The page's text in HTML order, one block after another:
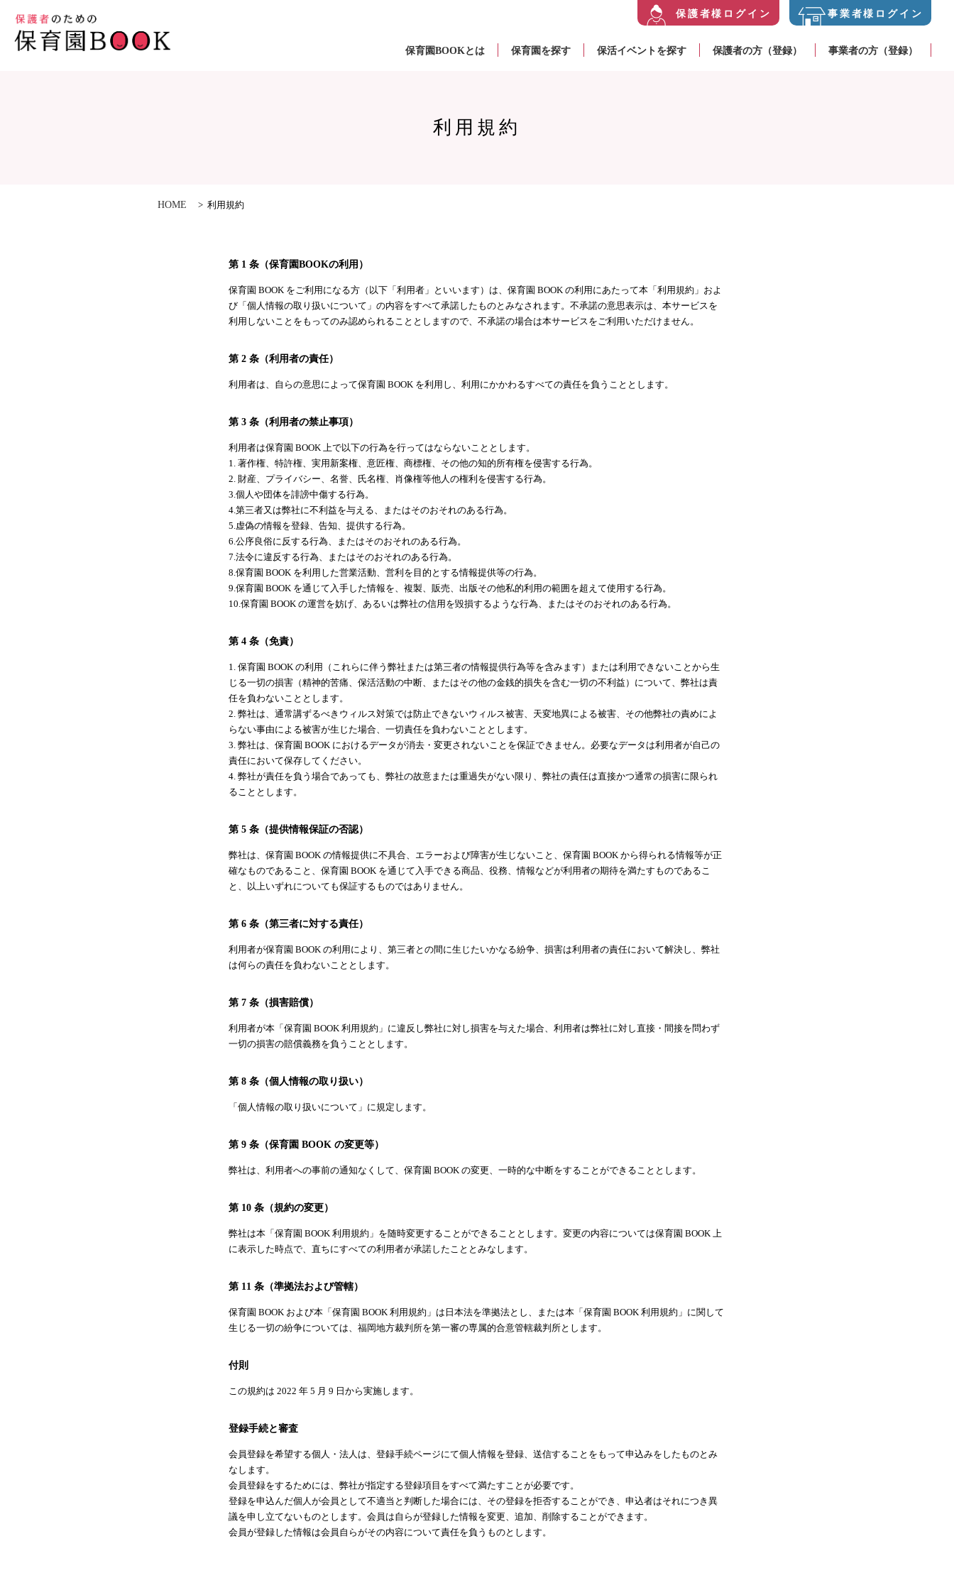
保護者様 ログイン 事業者様 ログイン
保育園BOOKとは 保育園を探す 保活イベントを探す 保護者の方（登録） 事業者の方（登録）
利用規約
HOME 利用規約
第 1 条（保育園BOOKの利用）
保育園 BOOK をご利用になる方（以下「利用者」といいます）は、保育園 BOOK の利用にあたって本「利用規約」およ
び「個人情報の取り扱いについて」の内容をすべて承諾したものとみなされます。不承諾の意思表示は、本サービスを
利用しないことをもってのみ認められることとしますので、不承諾の場合は本サービスをご利用いただけません。
第 2 条（利用者の責任）
利用者は、自らの意思によって保育園 BOOK を利用し、利用にかかわるすべての責任を負うこととします。
第 3 条（利用者の禁止事項）
利用者は保育園 BOOK 上で以下の行為を行ってはならないこととします。
1. 著作権、特許権、実用新案権、意匠権、商標権、その他の知的所有権を侵害する行為。
2. 財産、プライバシー、名誉、氏名権、肖像権等他人の権利を侵害する行為。
3.個人や団体を誹謗中傷する行為。
4.第三者又は弊社に不利益を与える、またはそのおそれのある行為。
5.虚偽の情報を登録、告知、提供する行為。
6.公序良俗に反する行為、またはそのおそれのある行為。
7.法令に違反する行為、またはそのおそれのある行為。
8.保育園 BOOK を利用した営業活動、営利を目的とする情報提供等の行為。
9.保育園 BOOK を通じて入手した情報を、複製、販売、出版その他私的利用の範囲を超えて使用する行為。
10.保育園 BOOK の運営を妨げ、あるいは弊社の信用を毀損するような行為、またはそのおそれのある行為。
第 4 条（免責）
1. 保育園 BOOK の利用（これらに伴う弊社または第三者の情報提供行為等を含みます）または利用できないことから生
じる一切の損害（精神的苦痛、保活活動の中断、またはその他の金銭的損失を含む一切の不利益）について、弊社は責
任を負わないこととします。
2. 弊社は、通常講ずるべきウィルス対策では防止できないウィルス被害、天変地異による被害、その他弊社の責めによ
らない事由による被害が生じた場合、一切責任を負わないこととします。
3. 弊社は、保育園 BOOK におけるデータが消去・変更されないことを保証できません。必要なデータは利用者が自己の
責任において保存してください。
4. 弊社が責任を負う場合であっても、弊社の故意または重過失がない限り、弊社の責任は直接かつ通常の損害に限られ
ることとします。
第 5 条（提供情報保証の否認）
弊社は、保育園 BOOK の情報提供に不具合、エラーおよび障害が生じないこと、保育園 BOOK から得られる情報等が正
確なものであること、保育園 BOOK を通じて入手できる商品、役務、情報などが利用者の期待を満たすものであるこ
と、以上いずれについても保証するものではありません。
第 6 条（第三者に対する責任）
利用者が保育園 BOOK の利用により、第三者との間に生じたいかなる紛争、損害は利用者の責任において解決し、弊社
は何らの責任を負わないこととします。
第 7 条（損害賠償）
利用者が本「保育園 BOOK 利用規約」に違反し弊社に対し損害を与えた場合、利用者は弊社に対し直接・間接を問わず
一切の損害の賠償義務を負うこととします。
第 8 条（個人情報の取り扱い）
「個人情報の取り扱いについて」に規定します。
第 9 条（保育園 BOOK の変更等）
弊社は、利用者への事前の通知なくして、保育園 BOOK の変更、一時的な中断をすることができることとします。
第 10 条（規約の変更）
弊社は本「保育園 BOOK 利用規約」を随時変更することができることとします。変更の内容については保育園 BOOK 上
に表示した時点で、直ちにすべての利用者が承諾したこととみなします。
第 11 条（準拠法および管轄）
保育園 BOOK および本「保育園 BOOK 利用規約」は日本法を準拠法とし、または本「保育園 BOOK 利用規約」に関して
生じる一切の紛争については、福岡地方裁判所を第一審の専属的合意管轄裁判所とします。
付則
この規約は 2022 年 5 月 9 日から実施します。
登録手続と審査
会員登録を希望する個人・法人は、登録手続ページにて個人情報を登録、送信することをもって申込みをしたものとみ
なします。
会員登録をするためには、弊社が指定する登録項目をすべて満たすことが必要です。
登録を申込んだ個人が会員として不適当と判断した場合には、その登録を拒否することができ、申込者はそれにつき異
議を申し立てないものとします。会員は自らが登録した情報を変更、追加、削除することができます。
会員が登録した情報は会員自らがその内容について責任を負うものとします。